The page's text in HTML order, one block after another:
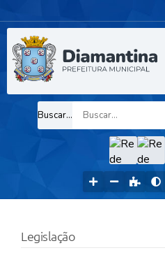
Buscar...
Legislação